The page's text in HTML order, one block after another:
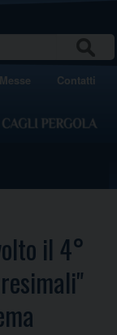
Contatti
il 4°